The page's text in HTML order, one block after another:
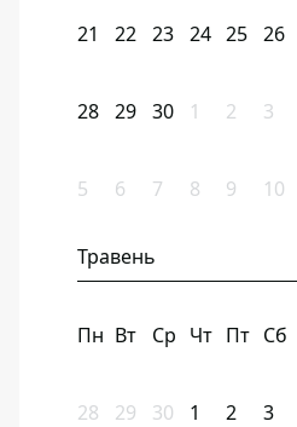
21 22 23 24 25 26
28 29 30 1 2 3
5 6 7 8 9 10
Травень
Пн Вт Ср Чт Пт Сб
28 29 30 1 2 3